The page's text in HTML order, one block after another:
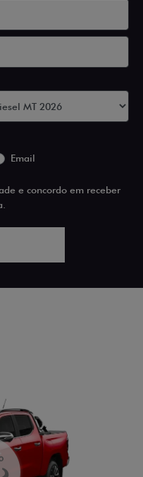
Email
e concordo em receber